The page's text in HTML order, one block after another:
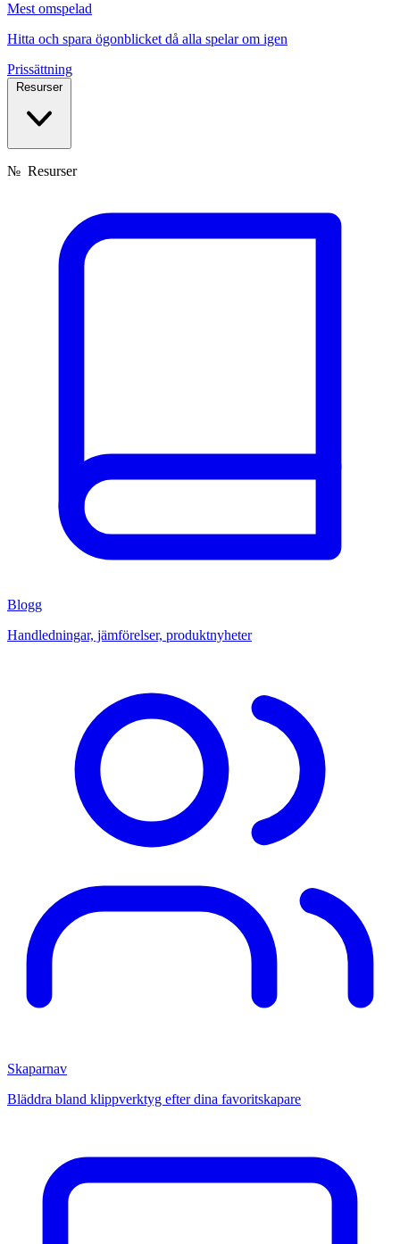
Mest omspelad
Hitta och spara ögonblicket då alla spelar om igen
Prissättning
Resurser
№ Resurser
Blogg
Handledningar, jämförelser, produktnyheter
Skaparnav
Bläddra bland klippverktyg efter dina favoritskapare